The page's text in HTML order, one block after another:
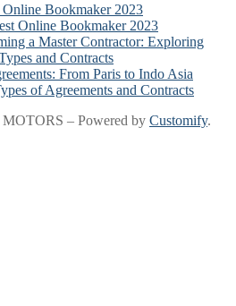
Bookmaker 2023
Online Bookmaker 2023
a Master Contractor: Exploring
and Contracts
From Paris to Indo Asia
of Agreements and Contracts
– Powered by Customify.